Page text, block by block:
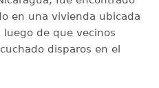
en una vivienda ubicada
luego de que vecinos
disparos en el